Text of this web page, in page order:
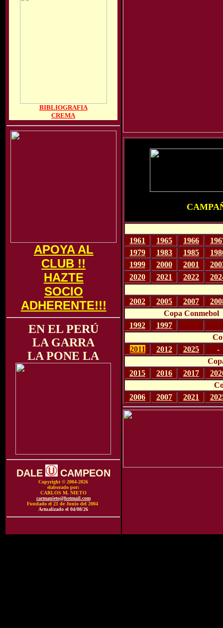
BIBLIOGRAFIA
CREMA
APOYA AL
CLUB !!
HAZTE
SOCIO
ADHERENTE!!!
EN EL PERÚ
LA GARRA
LA PONE LA
DALE CAMPEON
Copyright © 2004-2026
elaborado por:
CARLOS M. NIETO
carmanieto@hotmail.com
Fundado el 21 de Junio del 2004
Actualizado el 04/08/26
1961 1965 1966
1979
1983 1985
1999
2000 2001
2020
2021 2022
2002
2005 2007
Copa Conmebol
1992
1997
2011
2012 2025
-
2015
2016 2017
2006
2007 2021